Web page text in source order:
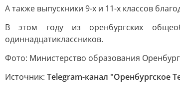
А также выпускники 9-х и 11-х классов
В этом году из оренбургских
одиннадцатиклассников.
Фото: Министерство образования
Источник: Telegram-канал "Оренбургское